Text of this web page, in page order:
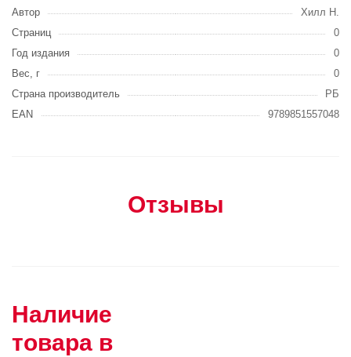
Автор
Хилл Н.
Страниц
0
Год издания
0
Вес, г
0
Страна производитель
РБ
EAN
9789851557048
Отзывы
Наличие
товара в